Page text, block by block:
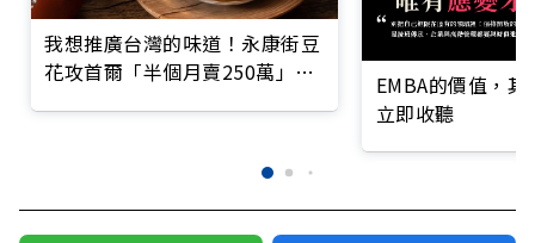
我想推廣台灣的味道！永康街豆
花攻首爾「半個月賣250萬」讓
EMBA的價值，
立即收聽